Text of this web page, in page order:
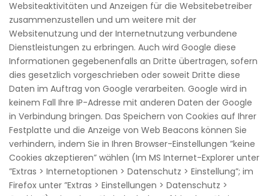
Websiteaktivitäten und Anzeigen für die Websitebetreiber
zusammenzustellen und um weitere mit der
Websitenutzung und der Internetnutzung verbundene
Dienstleistungen zu erbringen. Auch wird Google diese
Informationen gegebenenfalls an Dritte übertragen, sofern
dies gesetzlich vorgeschrieben oder soweit Dritte diese
Daten im Auftrag von Google verarbeiten. Google wird in
keinem Fall Ihre IP-Adresse mit anderen Daten der Google
in Verbindung bringen. Das Speichern von Cookies auf Ihrer
Festplatte und die Anzeige von Web Beacons können Sie
verhindern, indem Sie in Ihren Browser-Einstellungen ”keine
Cookies akzeptieren” wählen (Im MS Internet-Explorer unter
”Extras > Internetoptionen > Datenschutz > Einstellung”; im
Firefox unter ”Extras > Einstellungen > Datenschutz >